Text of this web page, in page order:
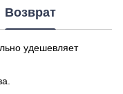
Возврат
удешевляет